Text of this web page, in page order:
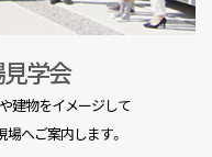
見学会
建物をイメージして
場へご案内します。